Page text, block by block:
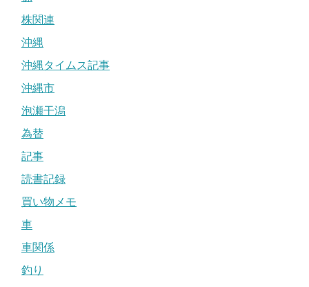
株関連
沖縄
沖縄タイムス記事
沖縄市
泡瀬干潟
為替
記事
読書記録
買い物メモ
車
車関係
釣り